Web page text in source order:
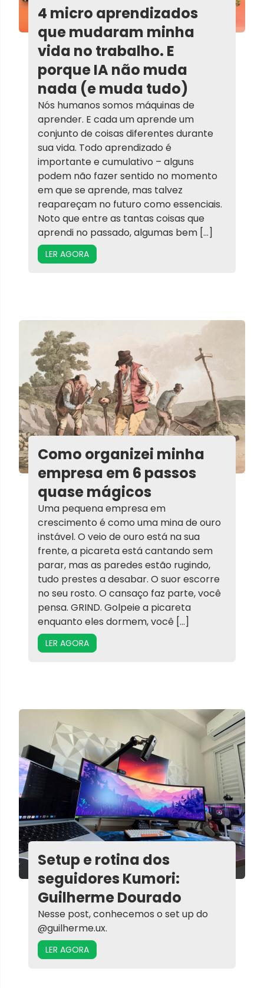
4 micro aprendizados
que mudaram minha
vida no trabalho. E
porque IA não muda
nada (e muda tudo)
Nós humanos somos máquinas de
aprender. E cada um aprende um
conjunto de coisas diferentes durante
sua vida. Todo aprendizado é
importante e cumulativo – alguns
podem não fazer sentido no momento
em que se aprende, mas talvez
reapareçam no futuro como essenciais.
Noto que entre as tantas coisas que
aprendi no passado, algumas bem […]
LER AGORA
Como organizei minha
empresa em 6 passos
quase mágicos
Uma pequena empresa em
crescimento é como uma mina de ouro
instável. O veio de ouro está na sua
frente, a picareta está cantando sem
parar, mas as paredes estão rugindo,
tudo prestes a desabar. O suor escorre
no seu rosto. O cansaço faz parte, você
pensa. GRIND. Golpeie a picareta
enquanto eles dormem, você […]
LER AGORA
Setup e rotina dos
seguidores Kumori:
Guilherme Dourado
Nesse post, conhecemos o set up do
@guilherme.ux.
LER AGORA